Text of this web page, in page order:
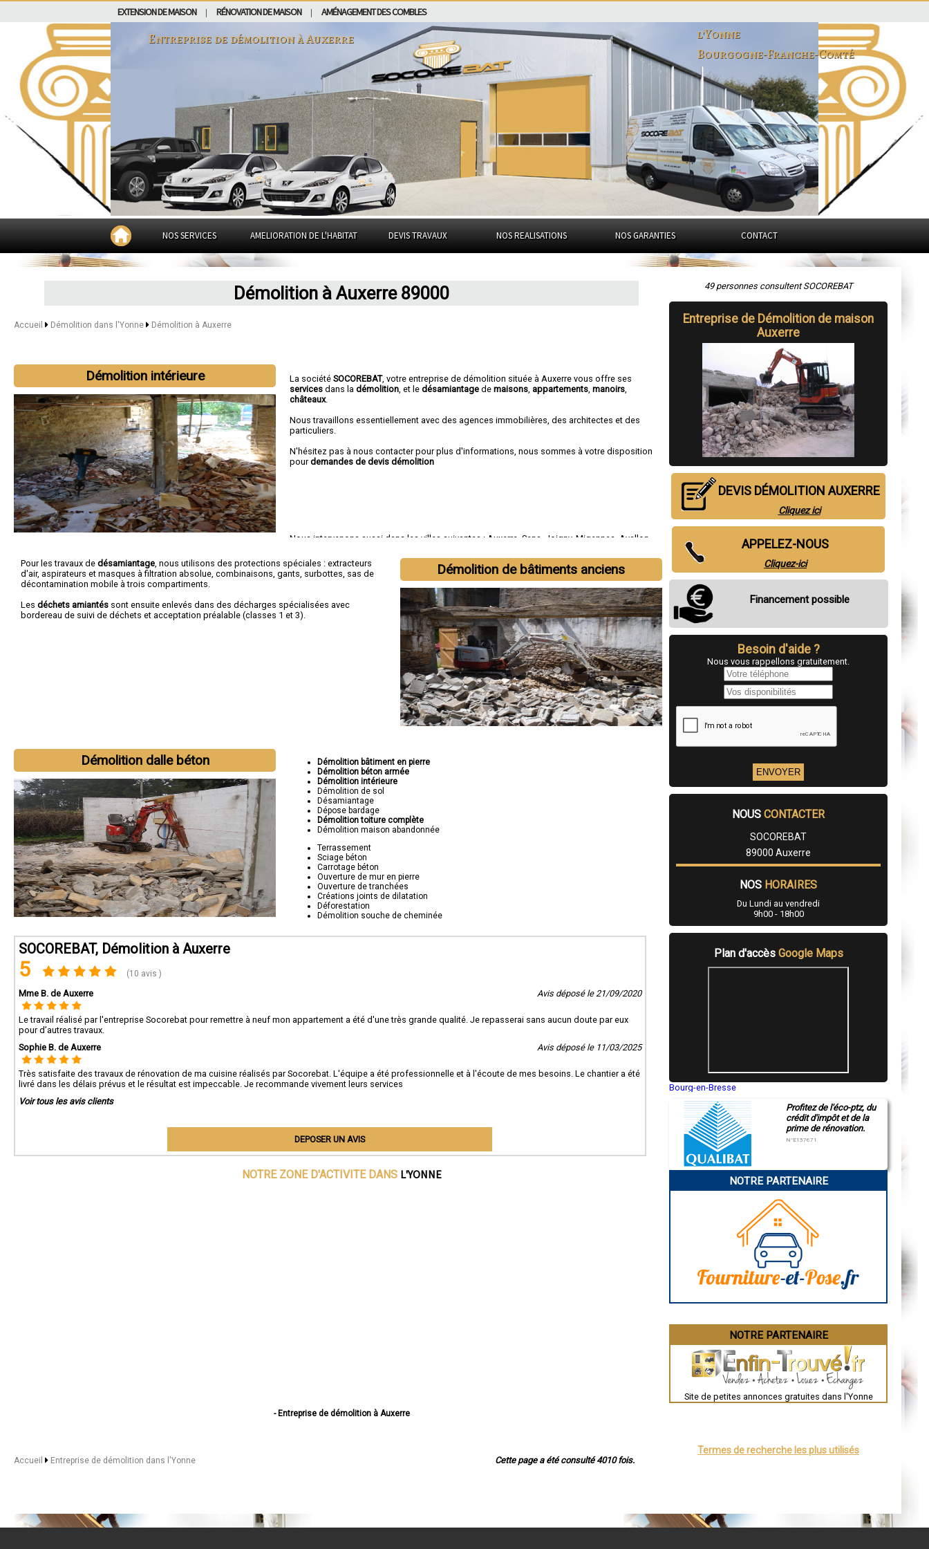
EXTENSION DE MAISON RÉNOVATION DE MAISON AMÉNAGEMENT DES COMBLES
Entreprise de démolition àAuxerre
l'Yonne
Bourgogne-Franche-Comté
NOS SERVICES AMELIORATION DE L'HABITAT DEVIS TRAVAUX NOS REALISATIONS NOS GARANTIES CONTACT
Démolition à Auxerre 89000
Accueil Démolition dans l'Yonne Démolition à Auxerre
Démolition intérieure La sociétéSOCOREBAT, votre entreprise de démolition située à Auxerre vous offre ses
services dans ladémolition , et ledésamiantage demaisons appartements ,manoirs
châteaux.
Nous travaillons essentiellement avec des agences immobilières, des architectes et des
particuliers.
N'hésitez pas à nous contacter pour plus d'informations, nous sommes à votre disposition
pourdemandes de devis démolition
Nous intervenons aussi dans les villes suivantes : Auxerre ,Sens Joigny,Migennes Avallon
Démolition de bâtiments anciens
Pour les travaux de désamiantage, nous utilisons des protections spéciales : extracteurs
d'air, aspirateurs et masques à filtration absolue, combinaisons, gants, surbottes, sas de
décontamination mobile à trois compartiments.
Les déchets amiantés sont ensuite enlevés dans des décharges spécialisées avec
bordereau de suivi de déchets et acceptation préalable (classes 1 et 3).
Démolition dalle béton
Démolition bâtiment en pierre
Démolition béton armée
Démolition intérieure
Démolition de sol
Désamiantage
Dépose bardage
Démolition toiture complète
Démolition maison abandonnée
Terrassement
Sciage béton
Carrotage béton
Ouverture de mur en pierre
Ouverture de tranchées
Créations joints de dilatation
Déforestation
Démolition souche de cheminée
SOCOREBAT, Démolition à Auxerre
5 (10 avis )
Mme B. de Auxerre Avis déposé le 21/09/2020
Le travail réalisé par l'entreprise Socorebat pour remettre à neuf mon appartement a été d'une très grande qualité. Je repasserai sans aucun doute par eux
pour d’autres travaux.
Sophie B. de Auxerre
Avis déposé le 11/03/2025
Très satisfaite des travaux de rénovation de ma cuisine réalisés par Socorebat. L'équipe a été professionnelle et à l'écoute de mes besoins. Le chantier a été
livré dans les délais prévus et le résultat est impeccable. Je recommande vivement leurs services
Voir tous les avis clients
DEPOSER UN AVIS
NOTRE ZONE D'ACTIVITE DANS L'YONNE
- Entreprise de démolition à Auxerre
- Entreprise de démolition à Paron
- Entreprise de démolition à Monéteau
Cette page a été consulté 4010 fois.
Accueil Entreprise de démolition dans l'Yonne
49 personnes consultent SOCOREBAT
Entreprise de Démolition de maison
Auxerre
DEVIS DÉMOLITION AUXERRE
Cliquez ici
APPELEZ-NOUS
Cliquez-ici
Financement possible
Besoin d'aide ?
Nous vous rappellons gratuitement.
NOUS CONTACTER
SOCOREBAT
89000 Auxerre
NOS HORAIRES
Du Lundi au vendredi
9h00 - 18h00
Plan d'accès Google Maps
Bourg-en-Bresse
Montluçon
Manosque
Gap
Charleville-Mézières
Pamiers
Narbonne
Brive-la-Gaillarde
Guéret
Besançon
Évreux
Chartres
Nîmes
Auch
Le Puy-en-Velay
Nantes
Profitez de l'éco-ptz, du
crédit d'impôt et de la
prime de rénovation.
N°E157671
NOTRE PARTENAIRE
NOTRE PARTENAIRE
Site de petites annonces gratuites dans l'Yonne
Termes de recherche les plus utilisés